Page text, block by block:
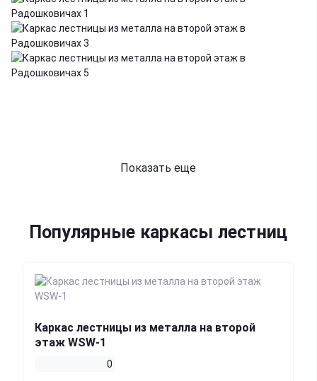
Показать еще
Популярные каркасы лестниц
Каркас лестницы из металла на второй
этаж WSW-1
0